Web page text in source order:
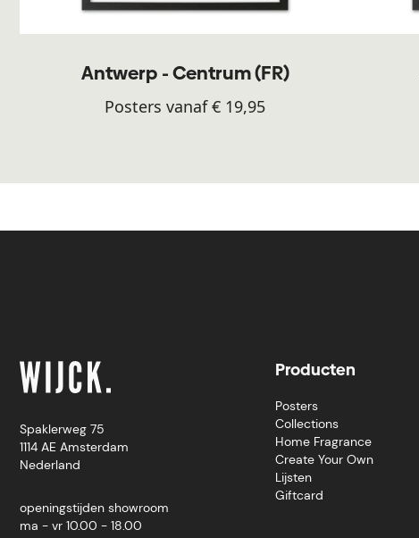
Antwerp - Centrum (FR)
Posters vanaf € 19,95
Spaklerweg 75
1114 AE Amsterdam
Nederland
openingstijden showroom
ma - vr 10.00 - 18.00
Producten
Posters
Collections
Home Fragrance
Create Your Own
Lijsten
Giftcard